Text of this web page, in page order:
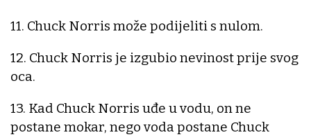
11. Chuck Norris može podijeliti s nulom.
12. Chuck Norris je izgubio nevinost prije svog
oca.
13. Kad Chuck Norris uđe u vodu, on ne
postane mokar, nego voda postane Chuck